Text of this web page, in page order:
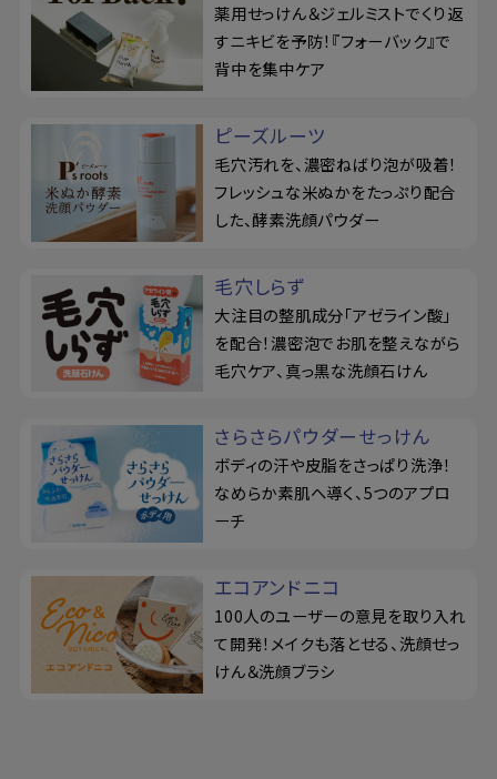
薬用せっけん＆ジェルミストでくり返
すニキビを予防！『フォーバック』で
背中を集中ケア
ピーズルーツ
毛穴汚れを、濃密ねばり泡が吸着！
フレッシュな米ぬかをたっぷり配合
した、酵素洗顔パウダー
毛穴しらず
大注目の整肌成分「アゼライン酸」
を配合！濃密泡でお肌を整えながら
毛穴ケア、真っ黒な洗顔石けん
さらさらパウダーせっけん
ボディの汗や皮脂をさっぱり洗浄！
なめらか素肌へ導く、5つのアプロ
ーチ
エコアンドニコ
100人のユーザーの意見を取り入れ
て開発！メイクも落とせる、洗顔せっ
けん＆洗顔ブラシ